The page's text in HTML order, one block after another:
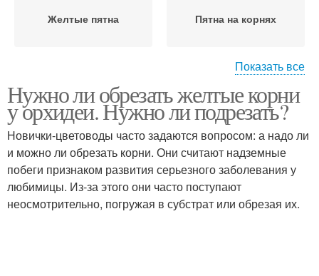
Желтые пятна Пятна на корнях
Здоровые корни
Показать все
Нужно ли обрезать желтые корни
у орхидеи. Нужно ли подрезать?
Новички-цветоводы часто задаются вопросом: а надо ли
и можно ли обрезать корни. Они считают надземные
побеги признаком развития серьезного заболевания у
любимицы. Из-за этого они часто поступают
неосмотрительно, погружая в субстрат или обрезая их.